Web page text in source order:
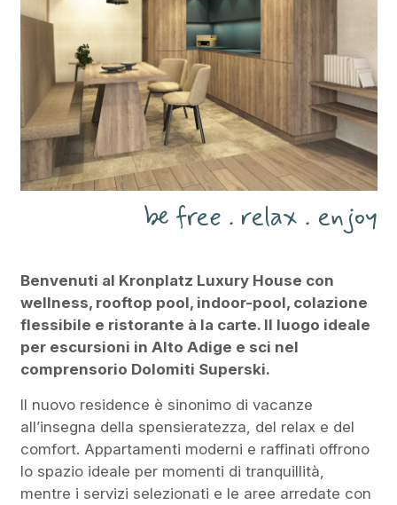
be free . relax . enjoy
Benvenuti al Kronplatz Luxury House con
wellness, rooftop pool, indoor-pool, colazione
flessibile e ristorante à la carte. Il luogo ideale
per escursioni in Alto Adige e sci nel
comprensorio Dolomiti Superski.
Il nuovo residence è sinonimo di vacanze
all’insegna della spensieratezza, del relax e del
comfort. Appartamenti moderni e raffinati offrono
lo spazio ideale per momenti di tranquillità,
mentre i servizi selezionati e le aree arredate con